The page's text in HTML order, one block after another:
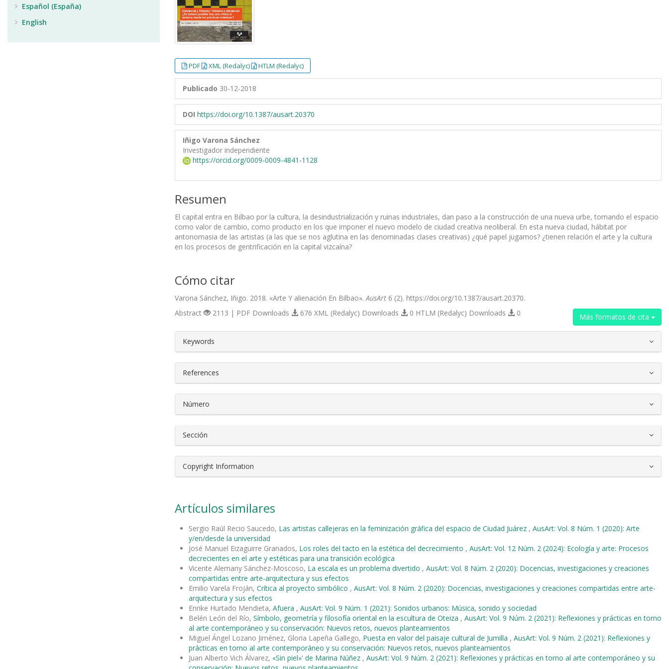
PDF XML (Redalyc) HTLM (Redalyc)
Publicado 30-12-2018
DOI https://doi.org/10.1387/ausart.20370
Iñigo Varona Sánchez
Investigador independiente
https://orcid.org/0009-0009-4841-1128
Resumen
El capital entra en Bilbao por la cultura, la desindustrialización y ruinas industriales, dan paso a la construcción de una nueva urbe, tomando el espacio
como valor de cambio, como producto en los que imponer el nuevo modelo de ciudad creativa neoliberal. En esta nueva ciudad, hábitat por
antonomasia de las artistas (a las que se nos aglutina en las denominadas clases creativas) ¿qué papel jugamos? ¿tienen relación el arte y la cultura
en los procesos de gentrificación en la capital vizcaína?
Cómo citar
Varona Sánchez, Iñigo. 2018. «Arte Y alienación En Bilbao». AusArt 6 (2). https://doi.org/10.1387/ausart.20370.
Más formatos de cita
Abstract 2113 | PDF Downloads 676 XML (Redalyc) Downloads 0 HTLM (Redalyc) Downloads 0
##plugins.themes.bootstrap3.article.details##
Keywords
References
Número
Sección
Copyright Information
Artículos similares
Sergio Raúl Recio Saucedo, Las artistas callejeras en la feminización gráfica del espacio de Ciudad Juárez , AusArt: Vol. 8 Núm. 1 (2020): Arte
y/en/desde la universidad
José Manuel Eizaguirre Granados, Los roles del tacto en la estética del decrecimiento , AusArt: Vol. 12 Núm. 2 (2024): Ecología y arte: Procesos
decrecientes en el arte y estéticas para una transición ecológica
Vicente Alemany Sánchez-Moscoso, La escala es un problema divertido , AusArt: Vol. 8 Núm. 2 (2020): Docencias, investigaciones y creaciones
compartidas entre arte-arquitectura y sus efectos
Emilio Varela Froján, Crítica al proyecto simbólico , AusArt: Vol. 8 Núm. 2 (2020): Docencias, investigaciones y creaciones compartidas entre arte-
arquitectura y sus efectos
Enrike Hurtado Mendieta, Afuera , AusArt: Vol. 9 Núm. 1 (2021): Sonidos urbanos: Música, sonido y sociedad
Belén León del Río, Símbolo, geometría y filosofía oriental en la escultura de Oteiza , AusArt: Vol. 9 Núm. 2 (2021): Reflexiones y prácticas en torno
al arte contemporáneo y su conservación: Nuevos retos, nuevos planteamientos
Miguel Ángel Lozano Jiménez, Gloria Lapeña Gallego, Puesta en valor del paisaje cultural de Jumilla , AusArt: Vol. 9 Núm. 2 (2021): Reflexiones y
prácticas en torno al arte contemporáneo y su conservación: Nuevos retos, nuevos planteamientos
Juan Alberto Vich Álvarez, «Sin piel»' de Marina Núñez , AusArt: Vol. 9 Núm. 2 (2021): Reflexiones y prácticas en torno al arte contemporáneo y su
Español (España)
English